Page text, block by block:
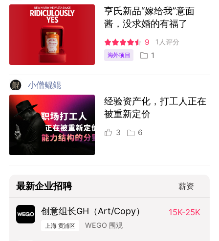
亨氏新品“嫁给我”意面
酱，没求婚的有福了
9 1人评分
海外项目 1
小僧鲲鲲
经验资产化，打工人正在
被重新定价
3 6
最新企业招聘 薪资
创意组长GH（Art/Copy） 15K-25K
上海 黄浦区 WEGO 围观